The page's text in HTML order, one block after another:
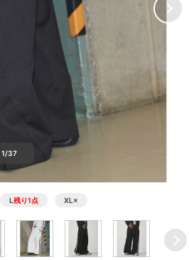
1/37
L 残り1点 XL ×